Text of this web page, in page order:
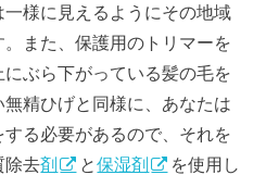
様に見えるようにその地域
また、保護用のトリマーを
ぶら下がっている髪の毛を
精ひげと同様に、あなたは
る必要があるので、それを
除去剤 と保湿剤
を使用し